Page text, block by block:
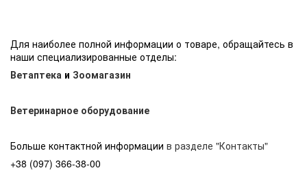
Для наиболее полной информации о товаре, обращайтесь в
наши специализированные отделы:
Ветаптека и Зоомагазин
Ветеринарное оборудование
Больше контактной информации в разделе "Контакты"
+38 (097) 366-38-00